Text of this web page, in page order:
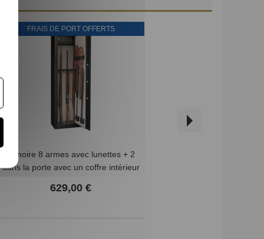
FRAIS DE PORT OFFERTS
Armoire 8 armes avec lunettes + 2
dans la porte avec un coffre intérieur
629,00 €